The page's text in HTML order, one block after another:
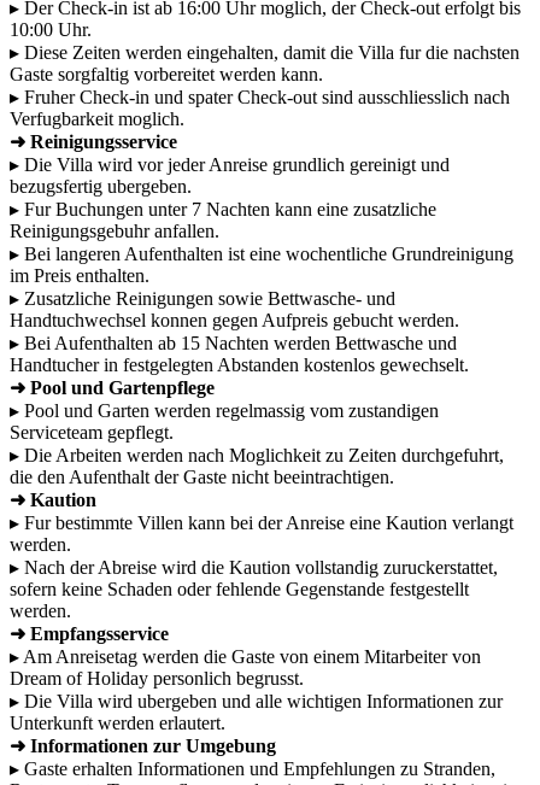
▸ Der Check-in ist ab 16:00 Uhr moglich, der Check-out erfolgt bis
10:00 Uhr.
▸ Diese Zeiten werden eingehalten, damit die Villa fur die nachsten
Gaste sorgfaltig vorbereitet werden kann.
▸ Fruher Check-in und spater Check-out sind ausschliesslich nach
Verfugbarkeit moglich.
➜ Reinigungsservice
▸ Die Villa wird vor jeder Anreise grundlich gereinigt und
bezugsfertig ubergeben.
▸ Fur Buchungen unter 7 Nachten kann eine zusatzliche
Reinigungsgebuhr anfallen.
▸ Bei langeren Aufenthalten ist eine wochentliche Grundreinigung
im Preis enthalten.
▸ Zusatzliche Reinigungen sowie Bettwasche- und
Handtuchwechsel konnen gegen Aufpreis gebucht werden.
▸ Bei Aufenthalten ab 15 Nachten werden Bettwasche und
Handtucher in festgelegten Abstanden kostenlos gewechselt.
➜ Pool und Gartenpflege
▸ Pool und Garten werden regelmassig vom zustandigen
Serviceteam gepflegt.
▸ Die Arbeiten werden nach Moglichkeit zu Zeiten durchgefuhrt,
die den Aufenthalt der Gaste nicht beeintrachtigen.
➜ Kaution
▸ Fur bestimmte Villen kann bei der Anreise eine Kaution verlangt
werden.
▸ Nach der Abreise wird die Kaution vollstandig zuruckerstattet,
sofern keine Schaden oder fehlende Gegenstande festgestellt
werden.
➜ Empfangsservice
▸ Am Anreisetag werden die Gaste von einem Mitarbeiter von
Dream of Holiday personlich begrusst.
▸ Die Villa wird ubergeben und alle wichtigen Informationen zur
Unterkunft werden erlautert.
➜ Informationen zur Umgebung
▸ Gaste erhalten Informationen und Empfehlungen zu Stranden,